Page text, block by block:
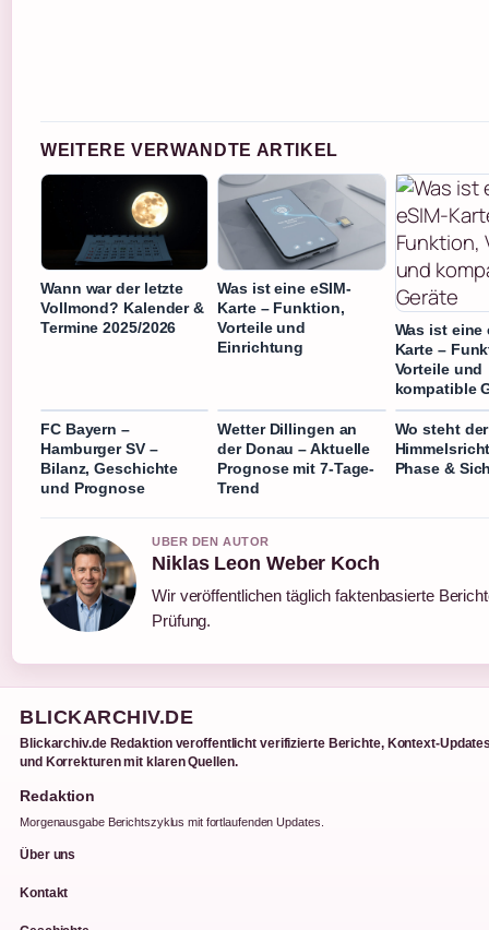
WEITERE VERWANDTE ARTIKEL
Wann war der letzte
Vollmond? Kalender &
Termine 2025/2026
Was ist eine eSIM-
Karte – Funktion,
Vorteile und
Einrichtung
Was ist eine
Karte –
Vorteile und
kompatible
FC Bayern –
Hamburger SV –
Bilanz, Geschichte
und Prognose
Wetter Dillingen an
der Donau – Aktuelle
Prognose mit 7-Tage-
Trend
Wo steht
Phase &
UBER DEN AUTOR
Niklas Leon Weber Koch
Wir veröffentlichen täglich faktenbasierte
Prüfung.
BLICKARCHIV.DE
Blickarchiv.de Redaktion veroffentlicht verifizierte Berichte, Kontext-
und Korrekturen mit klaren Quellen.
Redaktion
Morgenausgabe Berichtszyklus mit fortlaufenden Updates.
Über uns
Kontakt